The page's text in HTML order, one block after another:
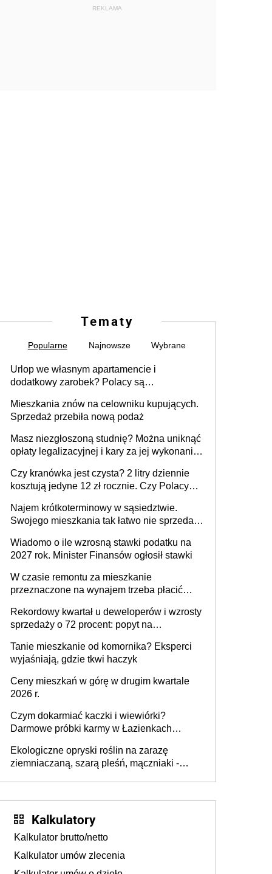
REKLAMA
Tematy
Popularne Najnowsze Wybrane
Urlop we własnym apartamencie i
dodatkowy zarobek? Polacy są
Mieszkania znów na celowniku kupujących.
Sprzedaż przebiła nową podaż
Masz niezgłoszoną studnię? Można uniknąć
opłaty legalizacyjnej i kary za jej wykonanie,
Czy kranówka jest czysta? 2 litry dziennie
kosztują jedyne 12 zł rocznie. Czy Polacy
Najem krótkoterminowy w sąsiedztwie.
Swojego mieszkania tak łatwo nie sprzedaż
Wiadomo o ile wzrosną stawki podatku na
2027 rok. Minister Finansów ogłosił stawki
W czasie remontu za mieszkanie
przeznaczone na wynajem trzeba płacić
realizuje w nim potrzeb mieszkaniowych
Rekordowy kwartał u deweloperów i wzrosty
sprzedaży o 72 procent: popyt na
Tanie mieszkanie od komornika? Eksperci
wyjaśniają, gdzie tkwi haczyk
Ceny mieszkań w górę w drugim kwartale
2026 r.
Czym dokarmiać kaczki i wiewiórki?
Darmowe próbki karmy w Łazienkach
edukacyjna]
Ekologiczne opryski roślin na zarazę
ziemniaczaną, szarą pleśń, mączniaki -
Kalkulatory
Kalkulator brutto/netto
Kalkulator umów zlecenia